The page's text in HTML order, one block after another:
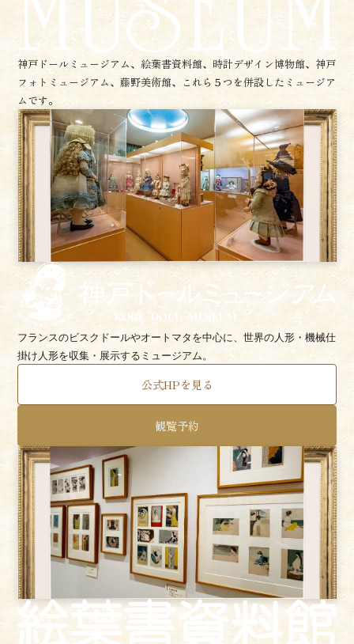
神戸ドールミュージアム、絵葉書資料館、時計デザイン博物館、 神戸
フォトミュージアム、藤野美術館、これら５つを併設したミュージア
ムです。
フランスのビスクドールやオートマタを中心に、世界の人形・機械仕
掛け人形を収集・展示するミュージアム。
公式HPを見る
観覧予約